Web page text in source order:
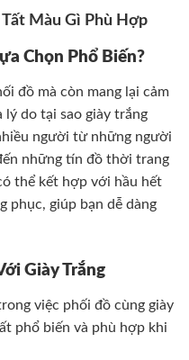
Màu Gì Phù Hợp
Chọn Phổ Biến?
đồ mà còn mang lại cảm
lý do tại sao giày trắng
người từ những người
những tín đồ thời trang
thể kết hợp với hầu hết
phục, giúp bạn dễ dàng
Giày Trắng
việc phối đồ cùng giày
phổ biến và phù hợp khi